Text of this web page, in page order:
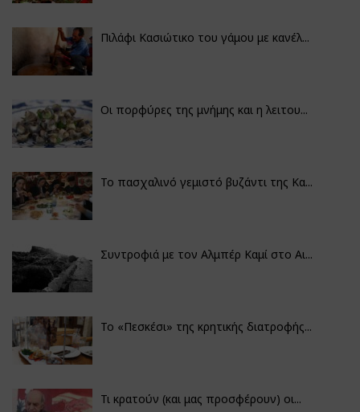
Πιλάφι Κασιώτικο του γάμου με κανέλ...
Οι πορφύρες της μνήμης και η λειτου...
Το πασχαλινό γεμιστό βυζάντι της Κα...
Συντροφιά με τον Αλμπέρ Καμί στο Αι...
Το «Πεσκέσι» της κρητικής διατροφής...
Τι κρατούν (και μας προσφέρουν) οι...